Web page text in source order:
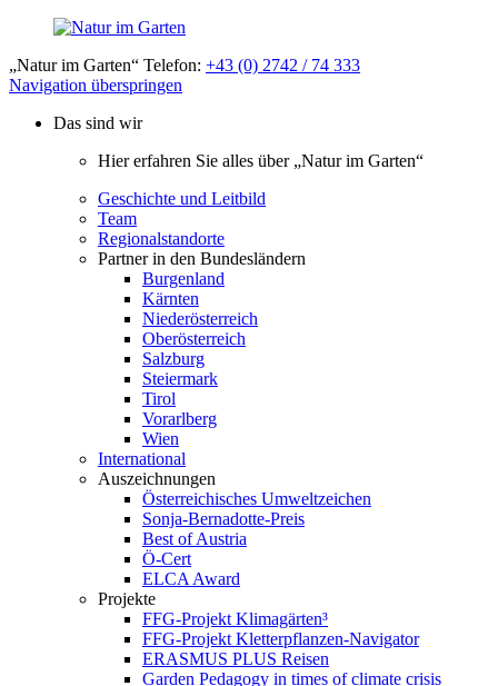
„Natur im Garten“ Telefon: +43 (0) 2742 / 74 333
Navigation überspringen
Das sind wir
Hier erfahren Sie alles über „Natur im Garten“
Geschichte und Leitbild
Team
Regionalstandorte
Partner in den Bundesländern
Burgenland
Kärnten
Niederösterreich
Oberösterreich
Salzburg
Steiermark
Tirol
Vorarlberg
Wien
International
Auszeichnungen
Österreichisches Umweltzeichen
Sonja-Bernadotte-Preis
Best of Austria
Ö-Cert
ELCA Award
Projekte
FFG-Projekt Klimagärten³
FFG-Projekt Kletterpflanzen-Navigator
ERASMUS PLUS Reisen
Garden Pedagogy in times of climate crisis